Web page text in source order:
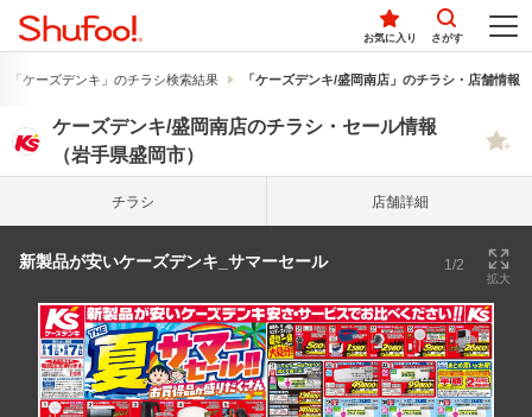
お気に入り さがす
「ケーズデンキ」のチラシ検索結果 「ケーズデンキ/盛岡南店」のチラシ・店舗情報
ケーズデンキ/盛岡南店のチラシ・セール情報
（岩手県盛岡市）
チラシ 店舗詳細
新製品が安いケーズデンキ_サマーセール 1/2
拡大